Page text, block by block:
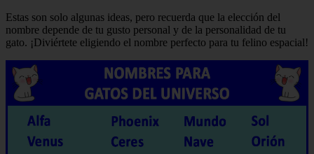
Estas son solo algunas ideas, pero recuerda que la elección del
nombre depende de tu gusto personal y de la personalidad de tu
gato. ¡Diviértete eligiendo el nombre perfecto para tu felino espacial!